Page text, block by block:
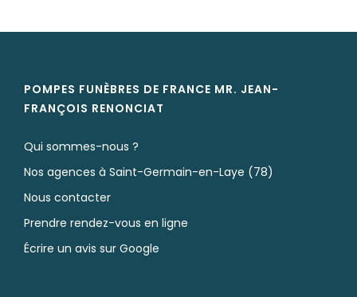
POMPES FUNÈBRES DE FRANCE MR. JEAN-
FRANÇOIS RENONCIAT
Qui sommes-nous ?
Nos agences à Saint-Germain-en-Laye (78)
Nous contacter
Prendre rendez-vous en ligne
Écrire un avis sur Google